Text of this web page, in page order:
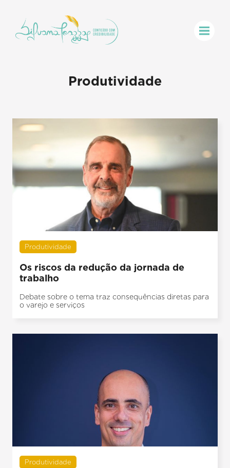
Produtividade
Produtividade
Os riscos da redução da jornada de
trabalho
Debate sobre o tema traz consequências diretas para
o varejo e serviços
Produtividade